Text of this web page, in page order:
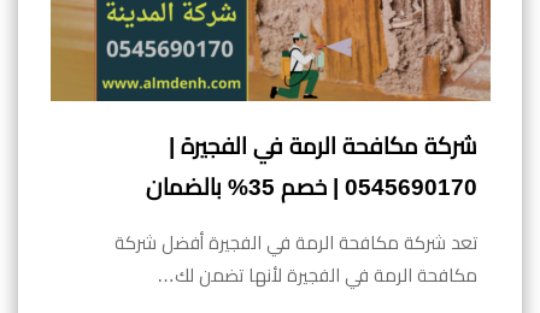
شركة مكافحة الرمة في الفجيرة |
0545690170 | خصم 35% بالضمان
تعد شركة مكافحة الرمة في الفجيرة أفضل شركة
مكافحة الرمة في الفجيرة لأنها تضمن لك…